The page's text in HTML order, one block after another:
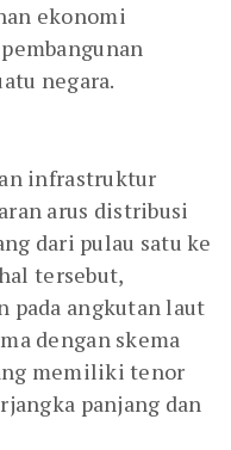
ekonomi
negara.
infrastruktur
arus distribusi
dari pulau satu ke
tersebut,
pada angkutan laut
dengan skema
memiliki tenor
panjang dan